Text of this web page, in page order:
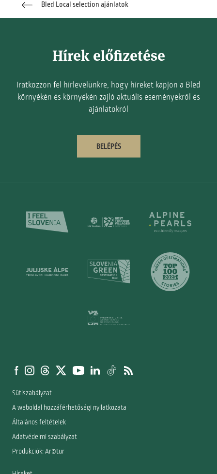
Bled Local selection ajánlatok
Hírek előfizetése
Iratkozzon fel hírlevelünkre, hogy híreket kapjon a Bled
környékén és környékén zajló aktuális eseményekről és
ajánlatokról
BELÉPÉS
Sütiszabályzat
A weboldal hozzáférhetőségi nyilatkozata
Általános feltételek
Adatvédelmi szabályzat
Produkciók: Ar©tur